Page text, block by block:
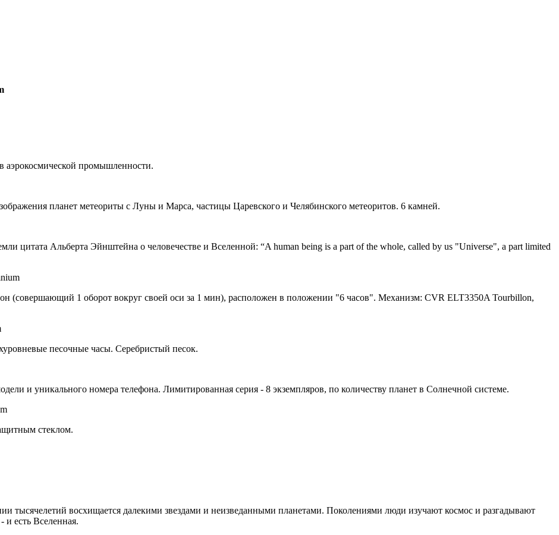
аэрокосмической промышленности.
планет метеориты с Луны и Марса, частицы Царевского и Челябинского метеоритов. 6 камней.
цитата Альберта Эйнштейна о человечестве и Вселенной: “A human being is a part of the whole, called by us "Universe", a part limited
(совершающий 1 оборот вокруг своей оси за 1 мин), расположен в положении "6 часов". Механизм: CVR ELT3350A Tourbillon,
песочные часы. Серебристый песок.
и уникального номера телефона. Лимитированная серия - 8 экземпляров, по количеству планет в Солнечной системе.
стеклом.
тысячелетий восхищается далекими звездами и неизведанными планетами. Поколениями люди изучают космос и разгадывают
есть Вселенная.